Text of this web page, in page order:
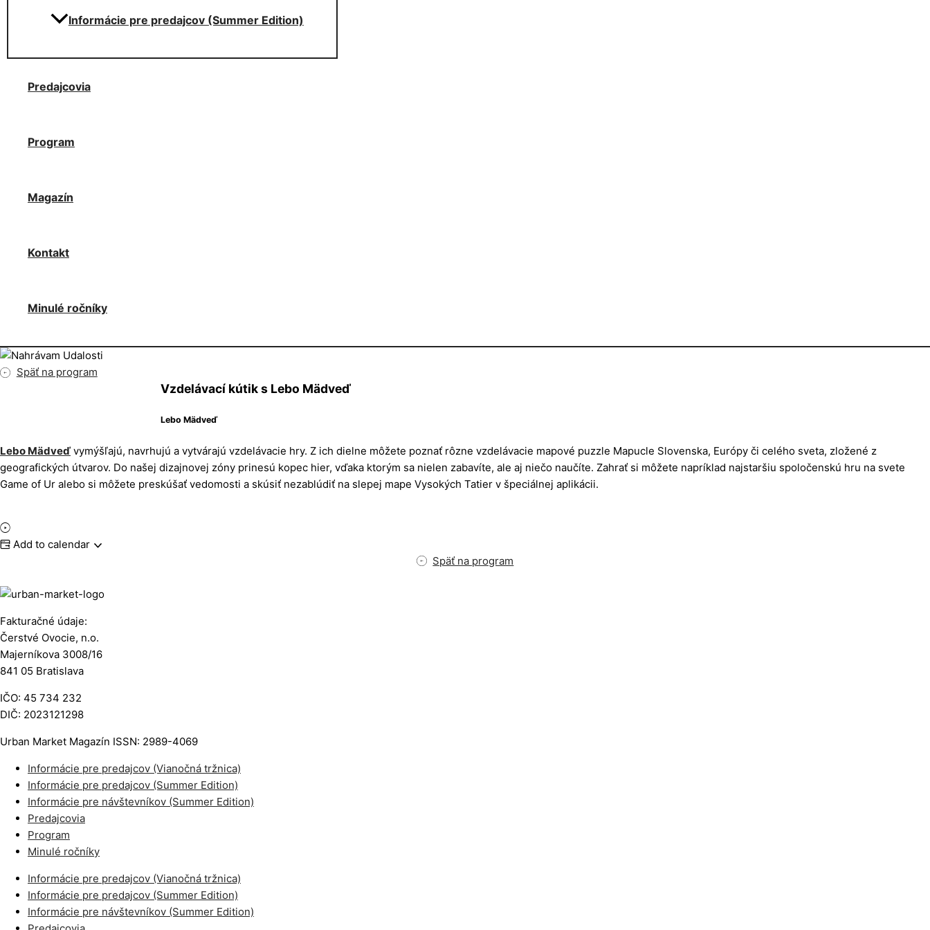
Informácie pre predajcov (Summer Edition)
Predajcovia
Program
Magazín
Kontakt
Minulé ročníky
Späť na program
Vzdelávací kútik s Lebo Mädveď
Lebo Mädveď
Lebo Mädveď vymýšľajú, navrhujú a vytvárajú vzdelávacie hry. Z ich dielne môžete poznať rôzne vzdelávacie mapové puzzle Mapucle Slovenska, Európy či celého sveta, zložené z
geografických útvarov. Do našej dizajnovej zóny prinesú kopec hier, vďaka ktorým sa nielen zabavíte, ale aj niečo naučíte. Zahrať si môžete napríklad najstaršiu spoločenskú hru na svete
Game of Ur alebo si môžete preskúšať vedomosti a skúsiť nezablúdiť na slepej mape Vysokých Tatier v špeciálnej aplikácii.
Add to calendar
Späť na program
Fakturačné údaje:
Čerstvé Ovocie, n.o.
Majerníkova 3008/16
841 05 Bratislava
IČO: 45 734 232
DIČ: 2023121298
Urban Market Magazín ISSN: 2989-4069
Informácie pre predajcov (Vianočná tržnica)
Informácie pre predajcov (Summer Edition)
Informácie pre návštevníkov (Summer Edition)
Predajcovia
Program
Minulé ročníky
Informácie pre predajcov (Vianočná tržnica)
Informácie pre predajcov (Summer Edition)
Informácie pre návštevníkov (Summer Edition)